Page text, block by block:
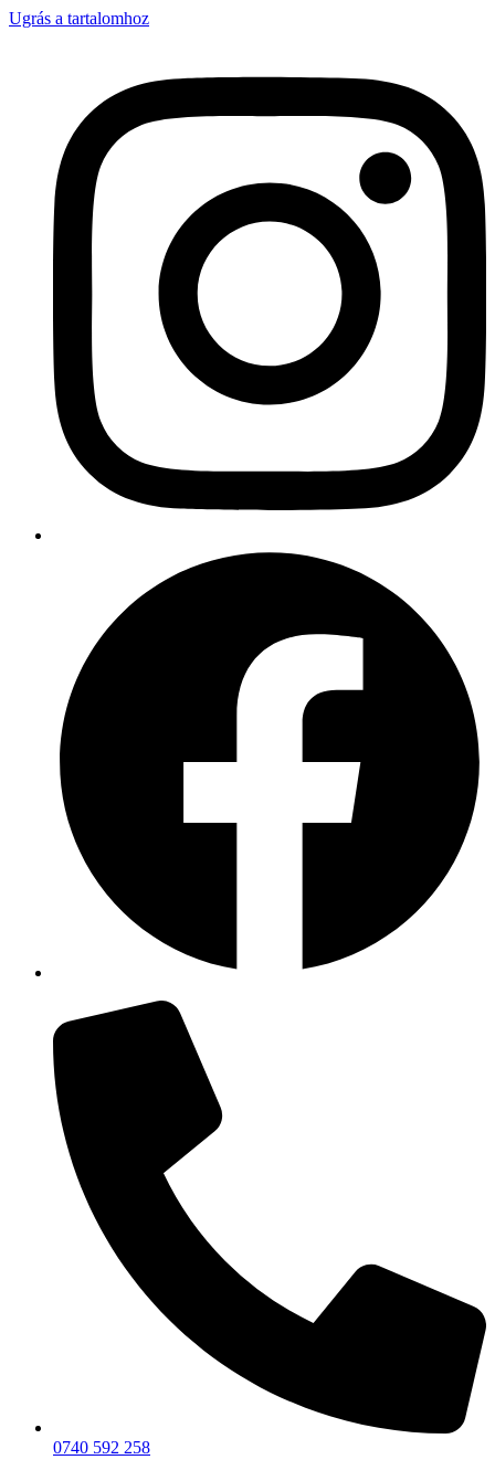
Ugrás a tartalomhoz
0740 592 258